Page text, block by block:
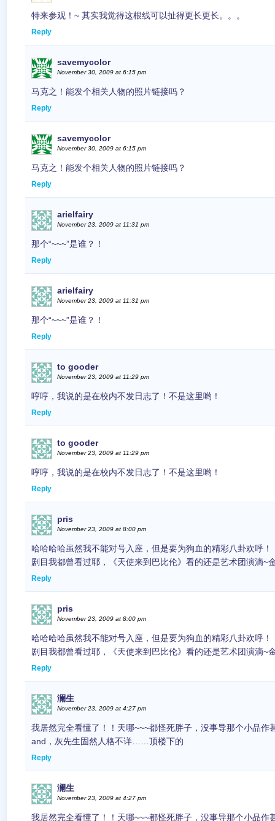
特来参观！~ 其实我觉得这根线可以扯得更长更长。。。
Reply
savemycolor
November 30, 2009 at 6:15 pm
马克之！能发个相关人物的照片链接吗？
Reply
savemycolor
November 30, 2009 at 6:15 pm
马克之！能发个相关人物的照片链接吗？
Reply
arielfairy
November 23, 2009 at 11:31 pm
那个“~~~”是谁？！
Reply
arielfairy
November 23, 2009 at 11:31 pm
那个“~~~”是谁？！
Reply
to gooder
November 23, 2009 at 11:29 pm
哼哼，我说的是在校内不发日志了！不是这里哟！
Reply
to gooder
November 23, 2009 at 11:29 pm
哼哼，我说的是在校内不发日志了！不是这里哟！
Reply
pris
November 23, 2009 at 8:00 pm
哈哈哈哈虽然我不能对号入座，但是要为狗血的精彩八卦欢呼
剧目我都曾看过耶，《天使来到巴比伦》看的还是艺术团演滴~
Reply
pris
November 23, 2009 at 8:00 pm
哈哈哈哈虽然我不能对号入座，但是要为狗血的精彩八卦欢呼
剧目我都曾看过耶，《天使来到巴比伦》看的还是艺术团演滴~
Reply
澜生
November 23, 2009 at 4:27 pm
我居然完全看懂了！！天哪~~~都怪死胖子，没事导那个
and，灰先生固然人格不详……顶楼下的
Reply
澜生
November 23, 2009 at 4:27 pm
我居然完全看懂了！！天哪~~~都怪死胖子，没事导那个